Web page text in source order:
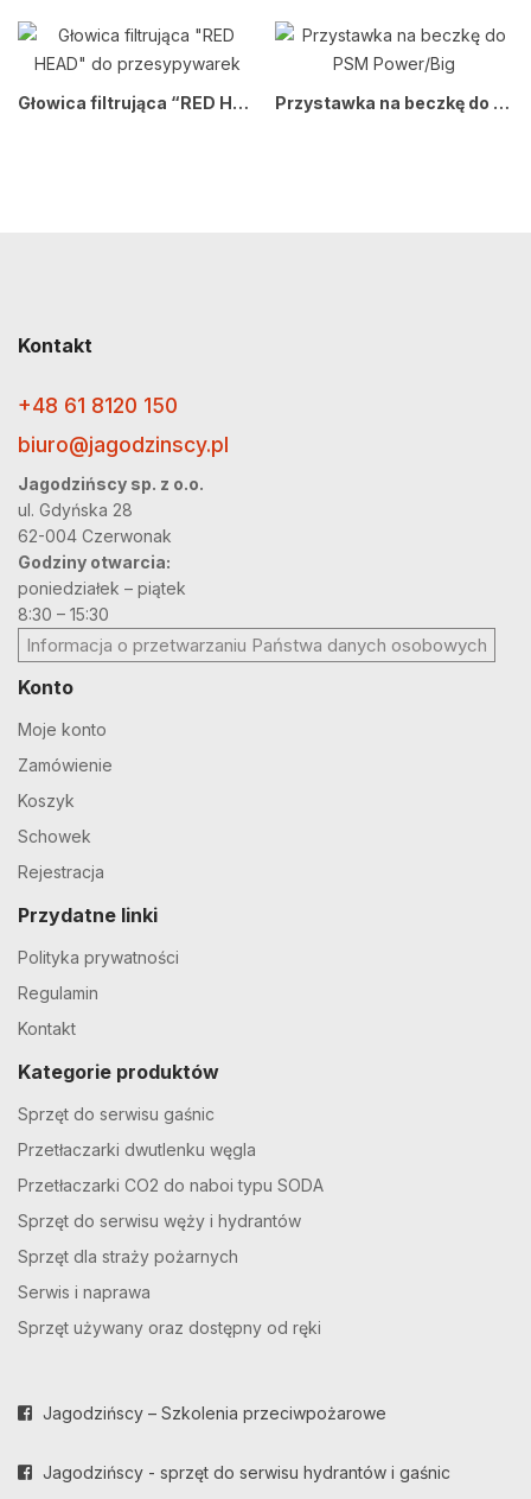
Głowica filtrująca “RED HEAD” do przesypywarek Przystawka na beczkę do PSM Power/Big
Kontakt
+48 61 8120 150
biuro@jagodzinscy.pl
Jagodzińscy sp. z o.o.
ul. Gdyńska 28
62-004 Czerwonak
Godziny otwarcia:
poniedziałek – piątek
8:30 – 15:30
Informacja o przetwarzaniu Państwa danych osobowych
Konto
Moje konto
Zamówienie
Koszyk
Schowek
Rejestracja
Przydatne linki
Polityka prywatności
Regulamin
Kontakt
Kategorie produktów
Sprzęt do serwisu gaśnic
Przetłaczarki dwutlenku węgla
Przetłaczarki CO2 do naboi typu SODA
Sprzęt do serwisu węży i hydrantów
Sprzęt dla straży pożarnych
Serwis i naprawa
Sprzęt używany oraz dostępny od ręki
Jagodzińscy – Szkolenia przeciwpożarowe
Jagodzińscy - sprzęt do serwisu hydrantów i gaśnic